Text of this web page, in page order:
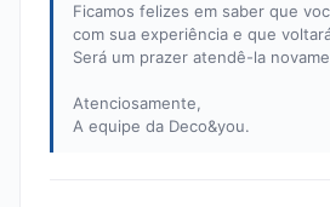
Ficamos felizes em saber que
com sua experiência e que
Será um prazer atendê-la
Atenciosamente,
A equipe da Deco&you.